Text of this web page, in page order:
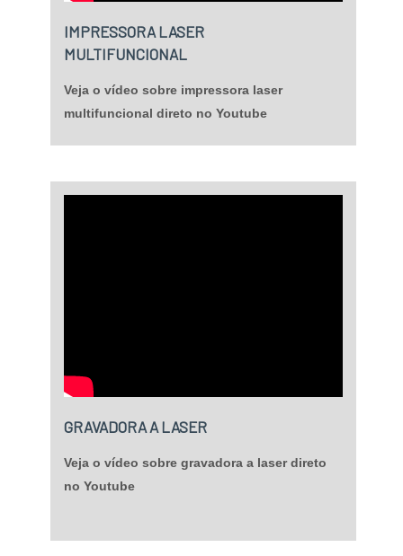
IMPRESSORA LASER
MULTIFUNCIONAL
Veja o vídeo sobre impressora laser
multifuncional direto no Youtube
GRAVADORA A LASER
Veja o vídeo sobre gravadora a laser direto
no Youtube